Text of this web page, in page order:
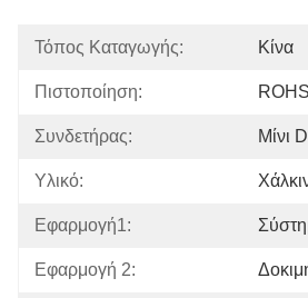
Τόπος Καταγωγής: Κίνα
Πιστοποίηση:
Συνδετήρας: Μίνι
Υλικό:
Εφαρμογή1:
Εφαρμογή 2: